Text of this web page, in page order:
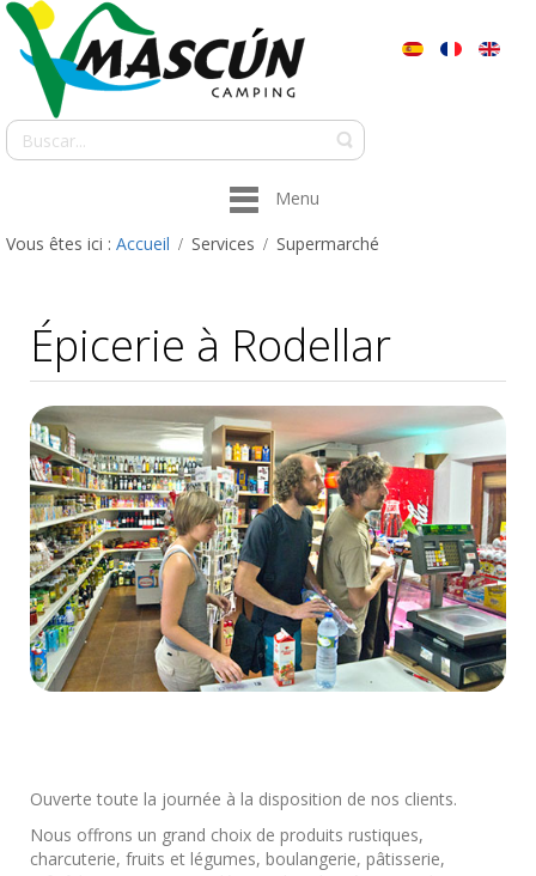
Menu
Vous êtes ici : Accueil Services Supermarché
Épicerie à Rodellar
Ouverte toute la journée à la disposition de nos clients.
Nous offrons un grand choix de produits rustiques,
charcuterie, fruits et légumes, boulangerie, pâtisserie,